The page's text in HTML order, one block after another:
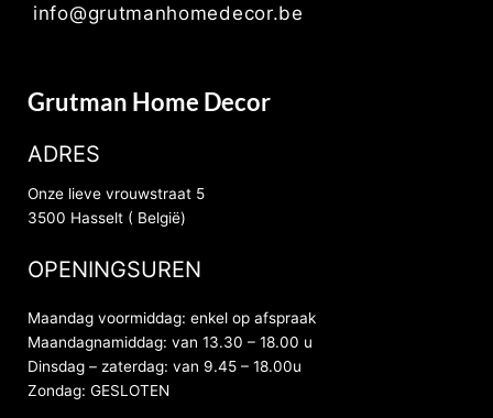
info@grutmanhomedecor.be
Grutman Home Decor
ADRES
Onze lieve vrouwstraat 5
3500 Hasselt ( België)
OPENINGSUREN
Maandag voormiddag: enkel op afspraak
Maandagnamiddag: van 13.30 – 18.00 u
Dinsdag – zaterdag: van 9.45 – 18.00u
Zondag: GESLOTEN